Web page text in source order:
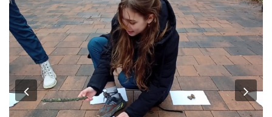
Previous